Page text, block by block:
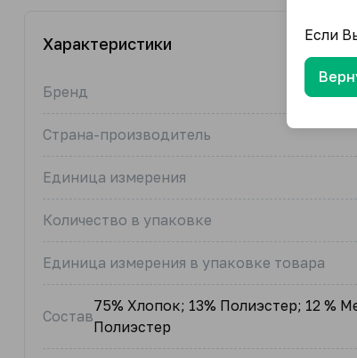
Характеристики
Бренд
Страна-производитель
Единица измерения
Количество в упаковке
Единица измерения в упаковке товара
Состав
75% Хлопок; 13% Полиэстер; 12 %
Полиэстер
Если